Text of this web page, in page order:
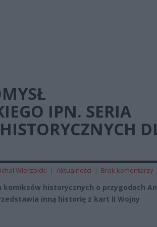
IPN. SERIA
Wierzbicki | Aktualności | Brak komentarzy
komiksów historycznych o przygodach
inną historię z kart II Wojny